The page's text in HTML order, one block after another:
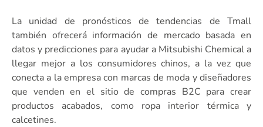
La unidad de pronósticos de tendencias de Tmall
también ofrecerá información de mercado basada en
datos y predicciones para ayudar a Mitsubishi Chemical a
llegar mejor a los consumidores chinos, a la vez que
conecta a la empresa con marcas de moda y diseñadores
que venden en el sitio de compras B2C para crear
productos acabados, como ropa interior térmica y
calcetines.